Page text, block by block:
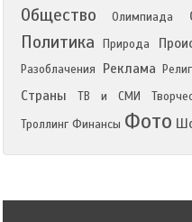
Общество Олимпиада
Политика Природа
Разоблачения
Реклама
Страны
ТВ и СМИ
Троллинг Финансы Фото